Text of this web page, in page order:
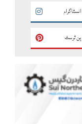
انسٹاگرام
پن ٹرسٹ